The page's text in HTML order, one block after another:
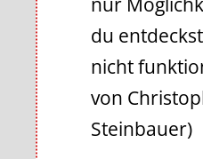
du
nicht
von
Steinbauer)